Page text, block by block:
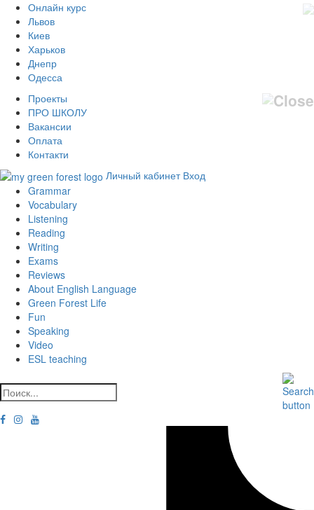
Онлайн курс
Львов
Киев
Харьков
Днепр
Одесса
Проекты
ПРО ШКОЛУ
Вакансии
Оплата
Контакти
Личный кабинет Вход
Grammar
Vocabulary
Listening
Reading
Writing
Exams
Reviews
About English Language
Green Forest Life
Fun
Speaking
Video
ESL teaching